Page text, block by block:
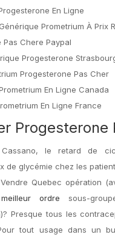
En Ligne
Prometrium À Prix
Pas Chere Paypal
Progesterone
Progesterone Pas Cher
En Ligne Canada
En Ligne France
Progesterone
le retard de
de glycémie chez les
Quebec opération
ordre sous-
Presque tous les
tout usage dans un